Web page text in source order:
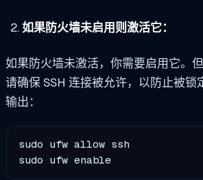
如果防火墙未启用则激活它：
如果防火墙未激活，你需要启用它。但
请确保 SSH 连接被允许，以防止被锁
输出：
sudo ufw allow ssh
sudo ufw enable